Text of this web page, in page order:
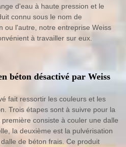
d'eau à haute pression et le
connu sous le nom de
ou l'autre, notre entreprise Weiss
à travailler sur eux.
béton désactivé par Weiss
fait ressortir les couleurs et les
Trois étapes sont à suivre pour la
consiste à couler une dalle
la deuxième est la pulvérisation
de béton frais. Ce produit